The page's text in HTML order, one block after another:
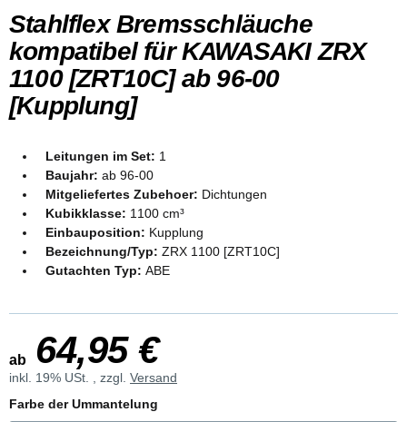
Stahlflex Bremsschläuche
kompatibel für KAWASAKI ZRX
1100 [ZRT10C] ab 96-00
[Kupplung]
Leitungen im Set: 1
Baujahr: ab 96-00
Mitgeliefertes Zubehoer: Dichtungen
Kubikklasse: 1100 cm³
Einbauposition: Kupplung
Bezeichnung/Typ: ZRX 1100 [ZRT10C]
Gutachten Typ: ABE
ab 64,95 €
inkl. 19% USt. , zzgl. Versand
Farbe der Ummantelung